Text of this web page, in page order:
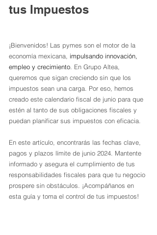
tus Impuestos
¡Bienvenidos! Las pymes son el motor de la
economía mexicana, impulsando innovación,
empleo y crecimiento. En Grupo Altea,
queremos que sigan creciendo sin que los
impuestos sean una carga. Por eso, hemos
creado este calendario fiscal de junio para que
estén al tanto de sus obligaciones fiscales y
puedan planificar sus impuestos con eficacia.
En este artículo, encontrarás las fechas clave,
pagos y plazos límite de junio 2024. Mantente
informado y asegura el cumplimiento de tus
responsabilidades fiscales para que tu negocio
prospere sin obstáculos. ¡Acompáñanos en
esta guía y toma el control de tus impuestos!